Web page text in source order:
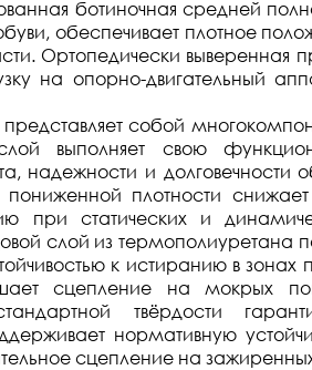
ботиночная средней
обеспечивает плотное
Ортопедически выверенная
на опорно-двигательный
собой
выполняет свою
надежности и долговечности
пониженной плотности
при статических и
слой из термополиуретана
к истиранию в зонах
сцепление на мокрых
твёрдости
нормативную
сцепление на